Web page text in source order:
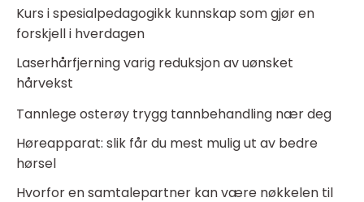
Kurs i spesialpedagogikk kunnskap som gjør en
forskjell i hverdagen
Laserhårfjerning varig reduksjon av uønsket
hårvekst
Tannlege osterøy trygg tannbehandling nær deg
Høreapparat: slik får du mest mulig ut av bedre
hørsel
Hvorfor en samtalepartner kan være nøkkelen til